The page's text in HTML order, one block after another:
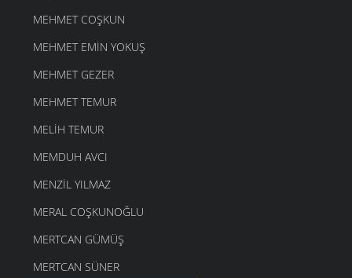
MEHMET COŞKUN
MEHMET EMIN YOKUŞ
MEHMET GEZER
MEHMET TEMUR
MELIH TEMUR
MEMDUH AVCI
MENZIL YILMAZ
MERAL COŞKUNOĞLU
MERTCAN GÜMÜŞ
MERTCAN SÜNER